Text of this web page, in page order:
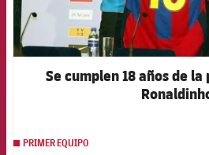
Se cumplen 18 años de
PRIMER EQUIPO